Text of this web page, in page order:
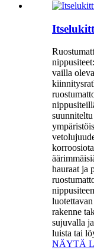
vailla
hauraat ja
rakenne
sujuvalla
luista tai
NÄYTÄ